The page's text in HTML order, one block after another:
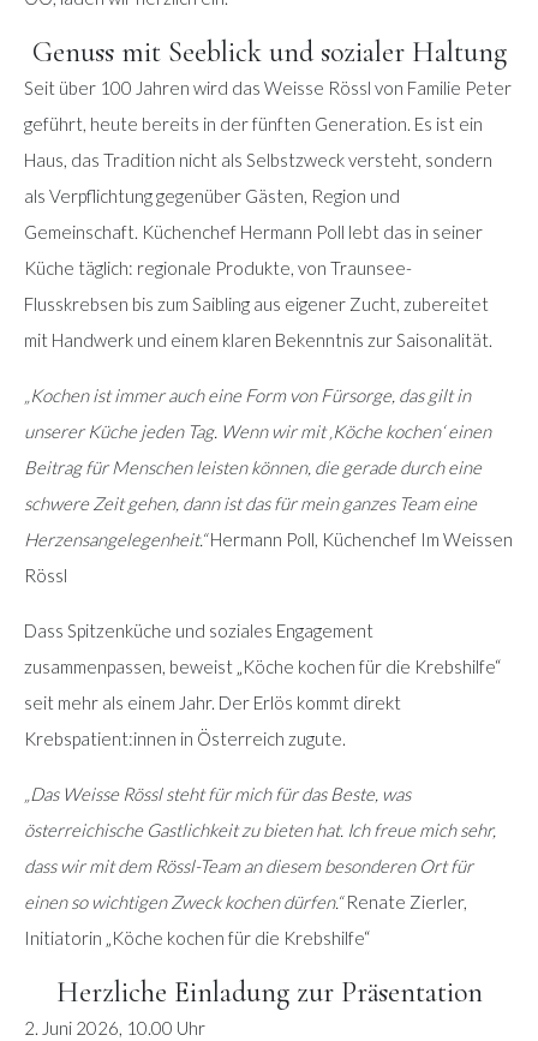
Genuss mit Seeblick und sozialer Haltung
Seit über 100 Jahren wird das Weisse Rössl von Familie Peter
geführt, heute bereits in der fünften Generation. Es ist ein
Haus, das Tradition nicht als Selbstzweck versteht, sondern
als Verpflichtung gegenüber Gästen, Region und
Gemeinschaft. Küchenchef Hermann Poll lebt das in seiner
Küche täglich: regionale Produkte, von Traunsee-
Flusskrebsen bis zum Saibling aus eigener Zucht, zubereitet
mit Handwerk und einem klaren Bekenntnis zur Saisonalität.
„Kochen ist immer auch eine Form von Fürsorge, das gilt in
unserer Küche jeden Tag. Wenn wir mit ‚Köche kochen‘ einen
Beitrag für Menschen leisten können, die gerade durch eine
schwere Zeit gehen, dann ist das für mein ganzes Team eine
Herzensangelegenheit.“Hermann Poll, Küchenchef Im Weissen
Rössl
Dass Spitzenküche und soziales Engagement
zusammenpassen, beweist „Köche kochen für die Krebshilfe“
seit mehr als einem Jahr. Der Erlös kommt direkt
Krebspatient:innen in Österreich zugute.
„Das Weisse Rössl steht für mich für das Beste, was
österreichische Gastlichkeit zu bieten hat. Ich freue mich sehr,
dass wir mit dem Rössl-Team an diesem besonderen Ort für
einen so wichtigen Zweck kochen dürfen.“Renate Zierler,
Initiatorin „Köche kochen für die Krebshilfe“
Herzliche Einladung zur Präsentation
2. Juni 2026, 10.00 Uhr